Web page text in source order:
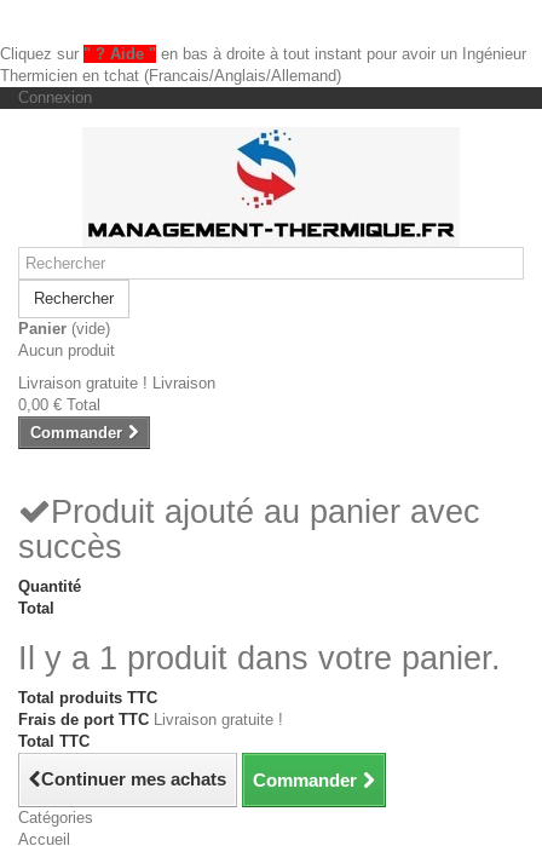
Cliquez sur " ? Aide " en bas à droite à tout instant pour avoir un Ingénieur
Thermicien en tchat (Francais/Anglais/Allemand)
Connexion
Rechercher
Panier (vide)
Aucun produit
Livraison gratuite ! Livraison
0,00 € Total
Commander
Produit ajouté au panier avec
succès
Quantité
Total
Il y a 1 produit dans votre panier.
Total produits TTC
Frais de port TTC Livraison gratuite !
Total TTC
Continuer mes achats Commander
Catégories
Accueil